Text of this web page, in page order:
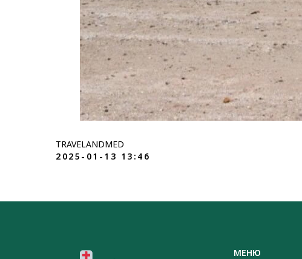
TRAVELANDMED
2025-01-13 13:46
МЕНЮ